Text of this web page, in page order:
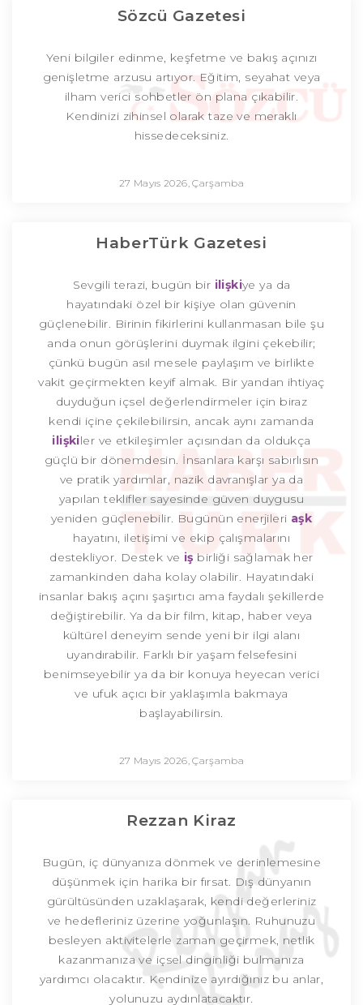
Sözcü Gazetesi
Yeni bilgiler edinme, keşfetme ve bakış açınızı
genişletme arzusu artıyor. Eğitim, seyahat veya
ilham verici sohbetler ön plana çıkabilir.
Kendinizi zihinsel olarak taze ve meraklı
hissedeceksiniz.
27 Mayıs 2026, Çarşamba
HaberTürk Gazetesi
Sevgili terazi, bugün bir ilişkiye ya da
hayatındaki özel bir kişiye olan güvenin
güçlenebilir. Birinin fikirlerini kullanmasan bile şu
anda onun görüşlerini duymak ilgini çekebilir;
çünkü bugün asıl mesele paylaşım ve birlikte
vakit geçirmekten keyif almak. Bir yandan ihtiyaç
duyduğun içsel değerlendirmeler için biraz
kendi içine çekilebilirsin, ancak aynı zamanda
ilişkiler ve etkileşimler açısından da oldukça
güçlü bir dönemdesin. İnsanlara karşı sabırlısın
ve pratik yardımlar, nazik davranışlar ya da
yapılan teklifler sayesinde güven duygusu
yeniden güçlenebilir. Bugünün enerjileri aşk
hayatını, iletişimi ve ekip çalışmalarını
destekliyor. Destek ve iş birliği sağlamak her
zamankinden daha kolay olabilir. Hayatındaki
insanlar bakış açını şaşırtıcı ama faydalı şekillerde
değiştirebilir. Ya da bir film, kitap, haber veya
kültürel deneyim sende yeni bir ilgi alanı
uyandırabilir. Farklı bir yaşam felsefesini
benimseyebilir ya da bir konuya heyecan verici
ve ufuk açıcı bir yaklaşımla bakmaya
başlayabilirsin.
27 Mayıs 2026, Çarşamba
Rezzan Kiraz
Bugün, iç dünyanıza dönmek ve derinlemesine
düşünmek için harika bir fırsat. Dış dünyanın
gürültüsünden uzaklaşarak, kendi değerleriniz
ve hedefleriniz üzerine yoğunlaşın. Ruhunuzu
besleyen aktivitelerle zaman geçirmek, netlik
kazanmanıza ve içsel dinginliği bulmanıza
yardımcı olacaktır. Kendinize ayırdığınız bu anlar,
yolunuzu aydınlatacaktır.